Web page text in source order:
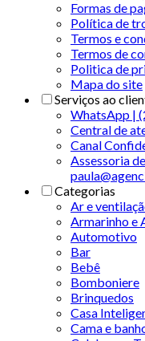
Formas de
Política de
Termos e
Termos de
Politica de
Mapa do site
Serviços ao
WhatsApp |
Central de
Canal
Assessoria
Categorias
Ar e
Armarinho e
Automotivo
Bar
Bebê
Bomboniere
Brinquedos
Casa
Cama e